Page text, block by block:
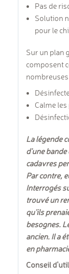
Pas de
Solution
pour le
Sur un plan
composent
Calme
La légende
d'une
cadavres
Par contre,
Interrogés
trouvé un
qu’ils
besognes.
ancien. Il a
en
Conseil